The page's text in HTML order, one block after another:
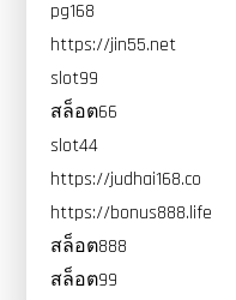
pg168
https://jin55.net
slot99
สล็อต66
slot44
https://judhai168.co
https://bonus888.life
สล็อต888
สล็อต99